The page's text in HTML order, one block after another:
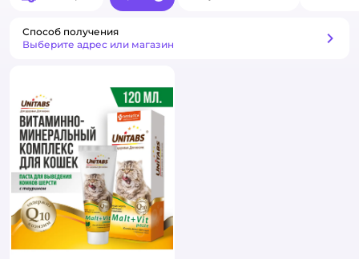
Способ получения
Выберите адрес или магазин